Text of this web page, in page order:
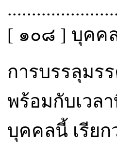
[ ๑๐๘ ] บุคค
การบรรลุมร
พร้อมกับเวล
บุคคลนี้ เรีย